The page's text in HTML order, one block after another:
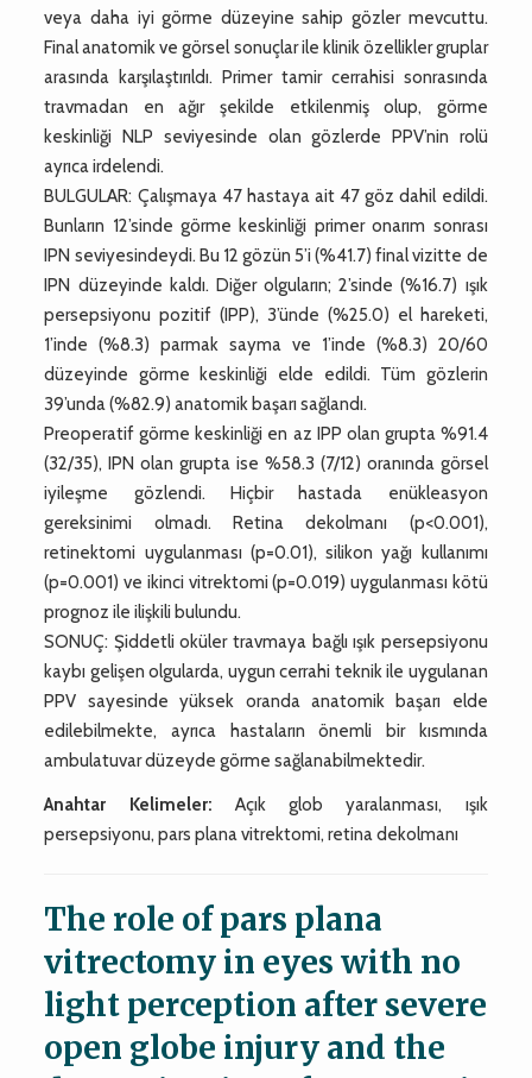
veya daha iyi görme düzeyine sahip gözler mevcuttu.
Final anatomik ve görsel sonuçlar ile klinik özellikler gruplar
arasında karşılaştırıldı. Primer tamir cerrahisi sonrasında
travmadan en ağır şekilde etkilenmiş olup, görme
keskinliği NLP seviyesinde olan gözlerde PPV’nin rolü
ayrıca irdelendi.
BULGULAR: Çalışmaya 47 hastaya ait 47 göz dahil edildi.
Bunların 12’sinde görme keskinliği primer onarım sonrası
IPN seviyesindeydi. Bu 12 gözün 5’i (%41.7) final vizitte de
IPN düzeyinde kaldı. Diğer olguların; 2’sinde (%16.7) ışık
persepsiyonu pozitif (IPP), 3’ünde (%25.0) el hareketi,
1’inde (%8.3) parmak sayma ve 1’inde (%8.3) 20/60
düzeyinde görme keskinliği elde edildi. Tüm gözlerin
39’unda (%82.9) anatomik başarı sağlandı.
Preoperatif görme keskinliği en az IPP olan grupta %91.4
(32/35), IPN olan grupta ise %58.3 (7/12) oranında görsel
iyileşme gözlendi. Hiçbir hastada enükleasyon
gereksinimi olmadı. Retina dekolmanı (p<0.001),
retinektomi uygulanması (p=0.01), silikon yağı kullanımı
(p=0.001) ve ikinci vitrektomi (p=0.019) uygulanması kötü
prognoz ile ilişkili bulundu.
SONUÇ: Şiddetli oküler travmaya bağlı ışık persepsiyonu
kaybı gelişen olgularda, uygun cerrahi teknik ile uygulanan
PPV sayesinde yüksek oranda anatomik başarı elde
edilebilmekte, ayrıca hastaların önemli bir kısmında
ambulatuvar düzeyde görme sağlanabilmektedir.
Anahtar Kelimeler: Açık glob yaralanması, ışık
persepsiyonu, pars plana vitrektomi, retina dekolmanı
The role of pars plana
vitrectomy in eyes with no
light perception after severe
open globe injury and the